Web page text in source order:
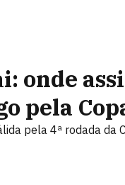
onde
pela
pela 4ª rodada da